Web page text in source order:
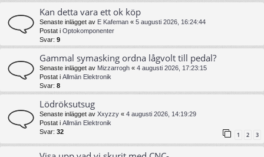
Kan detta vara ett ok köp
Senaste inlägget av E Kafeman « 5 augusti 2026, 16:24:44
Postat i Optokomponenter
Svar: 9
Gammal symasking ordna lågvolt till pedal?
Senaste inlägget av Mizzarrogh « 4 augusti 2026, 17:23:15
Postat i Allmän Elektronik
Svar: 8
Lödröksutsug
Senaste inlägget av Xxyzzy « 4 augusti 2026, 14:19:29
Postat i Allmän Elektronik
Svar: 32 1 2 3